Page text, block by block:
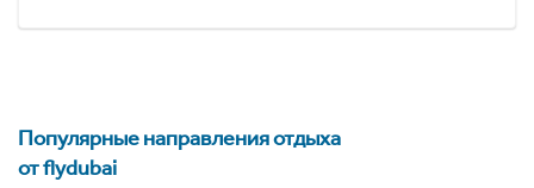
Популярные направления отдыха
от flydubai